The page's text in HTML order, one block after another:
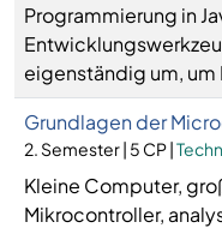
Programmierung in
eigenständig um,
Grundlagen der
2. Semester | 5 CP |
Kleine Computer,
Mikrocontroller,